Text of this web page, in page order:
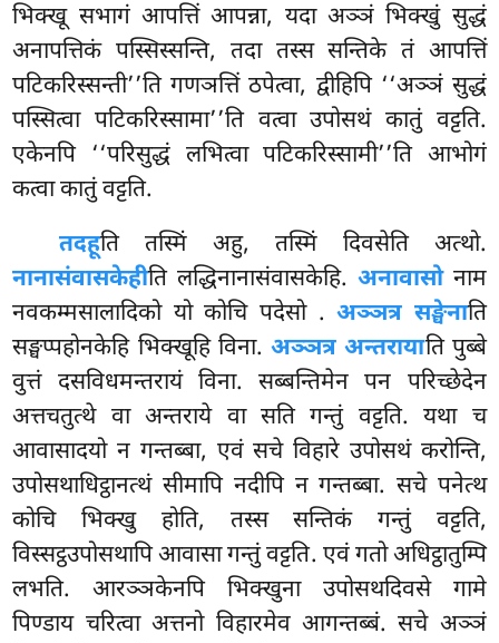
भिक्खू सभागं आपत्तिं आपन्ना, यदा अञ्ञं भिक्खुं सुद्धं
अनापत्तिकं पस्सिस्सन्ति, तदा तस्स सन्तिके तं आपत्तिं
पटिकरिस्सन्ती’’ति गणञत्तिं ठपेत्वा, द्वीहिपि ‘‘अञ्ञं सुद्धं
पस्सित्वा पटिकरिस्सामा’’ति वत्वा उपोसथं कातुं वट्टति.
एकेनपि ‘‘परिसुद्धं लभित्वा पटिकरिस्सामी’’ति आभोगं
कत्वा कातुं वट्टति.
तदहूति तस्मिं अहु, तस्मिं दिवसेति अत्थो.
नानासंवासकेहीति लद्धिनानासंवासकेहि. अनावासोनाम
नवकम्मसालादिको यो कोचि पदेसो .अञ्ञत्र सङ्घेनाति
सङ्घप्पहोनकेहि भिक्खूहि विना.अञ्ञत्र अन्तरायाति पुब्बे
वुत्तं दसविधमन्तरायं विना. सब्बन्तिमेन पन परिच्छेदेन
अत्तचतुत्थे वा अन्तराये वा सति गन्तुं वट्टति. यथा च
आवासादयो न गन्तब्बा, एवं सचे विहारे उपोसथं करोन्ति,
उपोसथाधिट्ठानत्थं सीमापि नदीपि न गन्तब्बा. सचे पनेत्थ
कोचि भिक्खु होति, तस्स सन्तिकं गन्तुं वट्टति,
विस्सट्ठउपोसथापि आवासा गन्तुं वट्टति. एवं गतो अधिट्ठातुम्पि
लभति. आरञ्ञकेनपि भिक्खुना उपोसथदिवसे गामे
पिण्डाय चरित्वा अत्तनो विहारमेव आगन्तब्बं. सचे अञ्ञं